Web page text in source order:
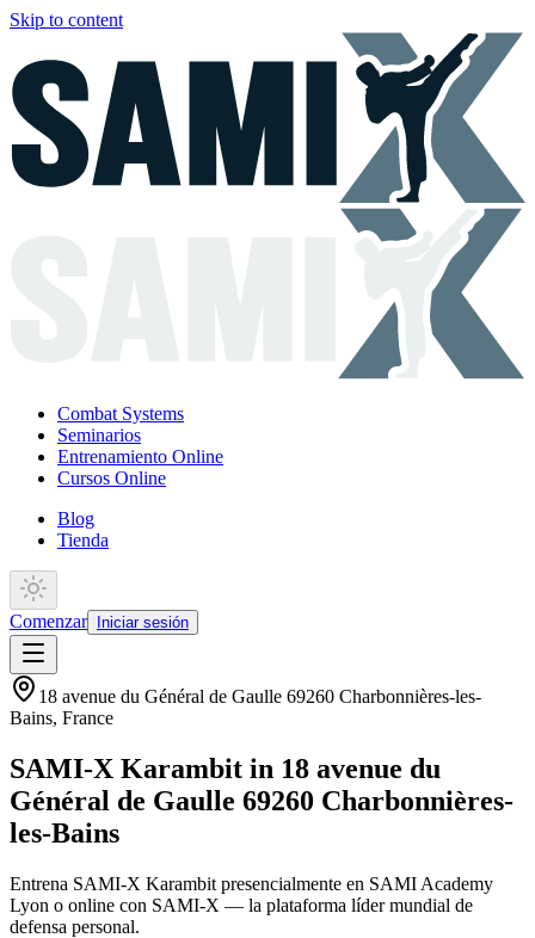
Skip to content
Combat Systems
Seminarios
Entrenamiento Online
Cursos Online
Blog
Tienda
Comenzar Iniciar sesión
18 avenue du Général de Gaulle 69260 Charbonnières-les-
Bains, France
SAMI-X Karambit in 18 avenue du
Général de Gaulle 69260 Charbonnières-
les-Bains
Entrena SAMI-X Karambit presencialmente en SAMI Academy
Lyon o online con SAMI-X — la plataforma líder mundial de
defensa personal.